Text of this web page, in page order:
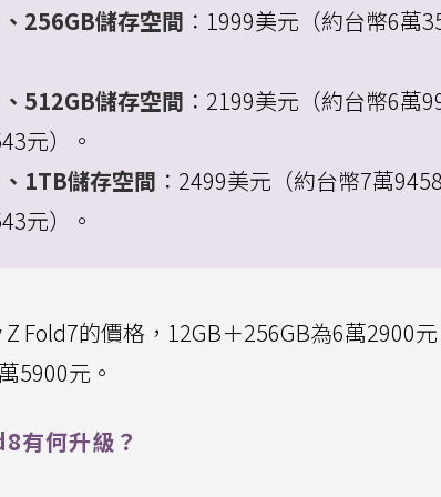
256GB儲存空間 ：1999美元（約台幣6萬
512GB儲存空間 ：2199美元（約台幣6萬
元）。
1TB儲存空間 ：2499美元（約台幣7萬
元）。
Fold7的價格，12GB＋256GB為6萬2900
5900元。
有何升級？